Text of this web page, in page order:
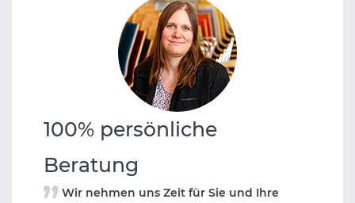
100% persönliche
Beratung
Wir nehmen uns Zeit für Sie und Ihre